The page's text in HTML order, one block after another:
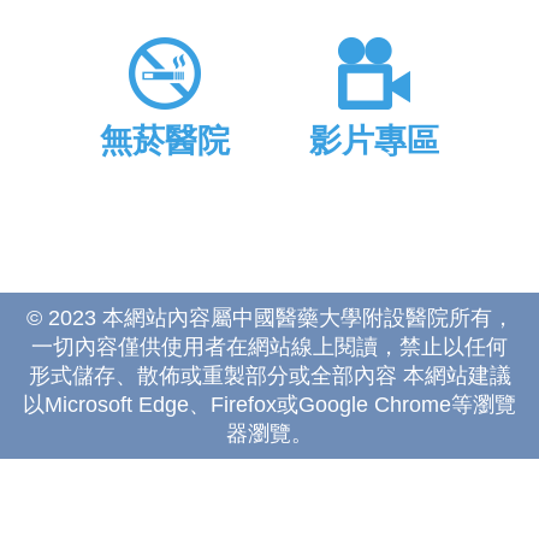
無菸醫院 影片專區
© 2023 本網站內容屬中國醫藥大學附設醫院所有，
一切內容僅供使用者在網站線上閱讀，禁止以任何
形式儲存、散佈或重製部分或全部內容 本網站建議
以Microsoft Edge、Firefox或Google Chrome等瀏覽
器瀏覽。